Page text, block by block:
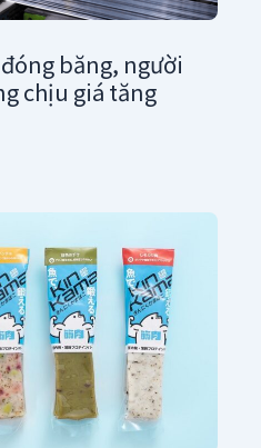
băng, người
chịu giá tăng